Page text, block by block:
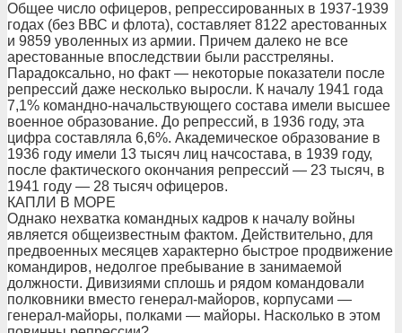
Общее число офицеров, репрессированных в 1937-1939
годах (без ВВС и флота), составляет 8122 арестованных
и 9859 уволенных из армии. Причем далеко не все
арестованные впоследствии были расстреляны.
Парадоксально, но факт — некоторые показатели после
репрессий даже несколько выросли. К началу 1941 года
7,1% командно-начальствующего состава имели высшее
военное образование. До репрессий, в 1936 году, эта
цифра составляла 6,6%. Академическое образование в
1936 году имели 13 тысяч лиц начсостава, в 1939 году,
после фактического окончания репрессий — 23 тысяч, в
1941 году — 28 тысяч офицеров.
КАПЛИ В МОРЕ
Однако нехватка командных кадров к началу войны
является общеизвестным фактом. Действительно, для
предвоенных месяцев характерно быстрое продвижение
командиров, недолгое пребывание в занимаемой
должности. Дивизиями сплошь и рядом командовали
полковники вместо генерал-майоров, корпусами —
генерал-майоры, полками — майоры. Насколько в этом